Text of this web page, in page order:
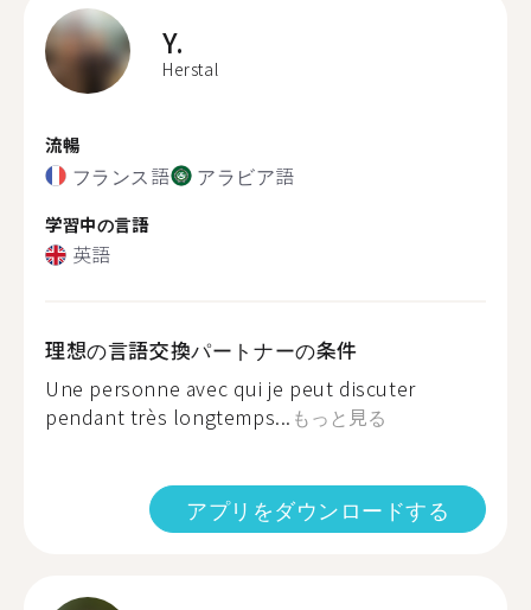
Y.
Herstal
流暢
フランス語 アラビア語
学習中の言語
英語
理想の言語交換パートナーの条件
Une personne avec qui je peut discuter
pendant très longtemps... もっと見る
アプリをダウンロードする